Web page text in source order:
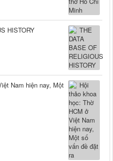
HISTORY
Nam hiện nay, Một